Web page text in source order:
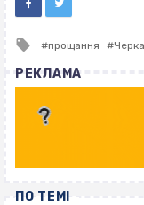
Tagged
прощання
РЕКЛАМА
ПО ТЕМІ